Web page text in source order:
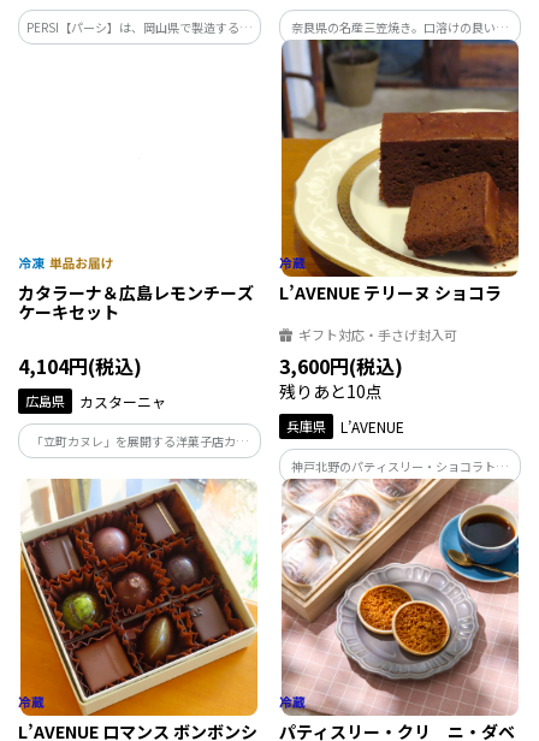
PERSI【パーシ】は、岡山県で製造する甘
い干し柿を使用し、古来の柿巻製法で作
奈良県の名産三笠焼き。口溶けの良い生
地に北海道産十勝あんこと北海道産バタ
ーを合わせた逸品。
カタラーナ＆広島レモンチーズ
ケーキセット
4,104円(税込)
広島県 カスターニャ
「立町カヌレ」を展開する洋菓子店カス
ターニャが手掛ける、凍らせた焼きプリ
ン「カタラーナ」と広島産レモンをたっ
ぷり使用した「広島レモンチーズケー
キ」のセットです。
L’AVENUE テリーヌ ショコラ
ギフト対応・手さげ封入可
3,600円(税込)
残りあと10点
兵庫県 L’AVENUE
神戸北野のパティスリー・ショコラトリ
ー「L'AVENUE」の『TERRINE
CHOCOLAT』 オリジナルブレンドのチョ
コレートを使用した 力強いカカオの薫り
と、口の中で溶けるような食感が特徴
L’AVENUE ロマンス ボンボンシ
パティスリー・クリ ニ・ダベ